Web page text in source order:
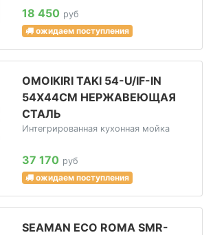
18 450 руб
ожидаем поступления
OMOIKIRI TAKI 54-U/IF-IN
54Х44СМ НЕРЖАВЕЮЩАЯ
СТАЛЬ
Интегрированная кухонная мойка
37 170 руб
ожидаем поступления
SEAMAN ECO ROMA SMR-